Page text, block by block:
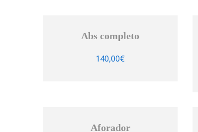
Abs completo
140,00€
Aforador